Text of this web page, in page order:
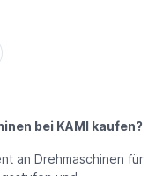
bei KAMI kaufen?
an Drehmaschinen für